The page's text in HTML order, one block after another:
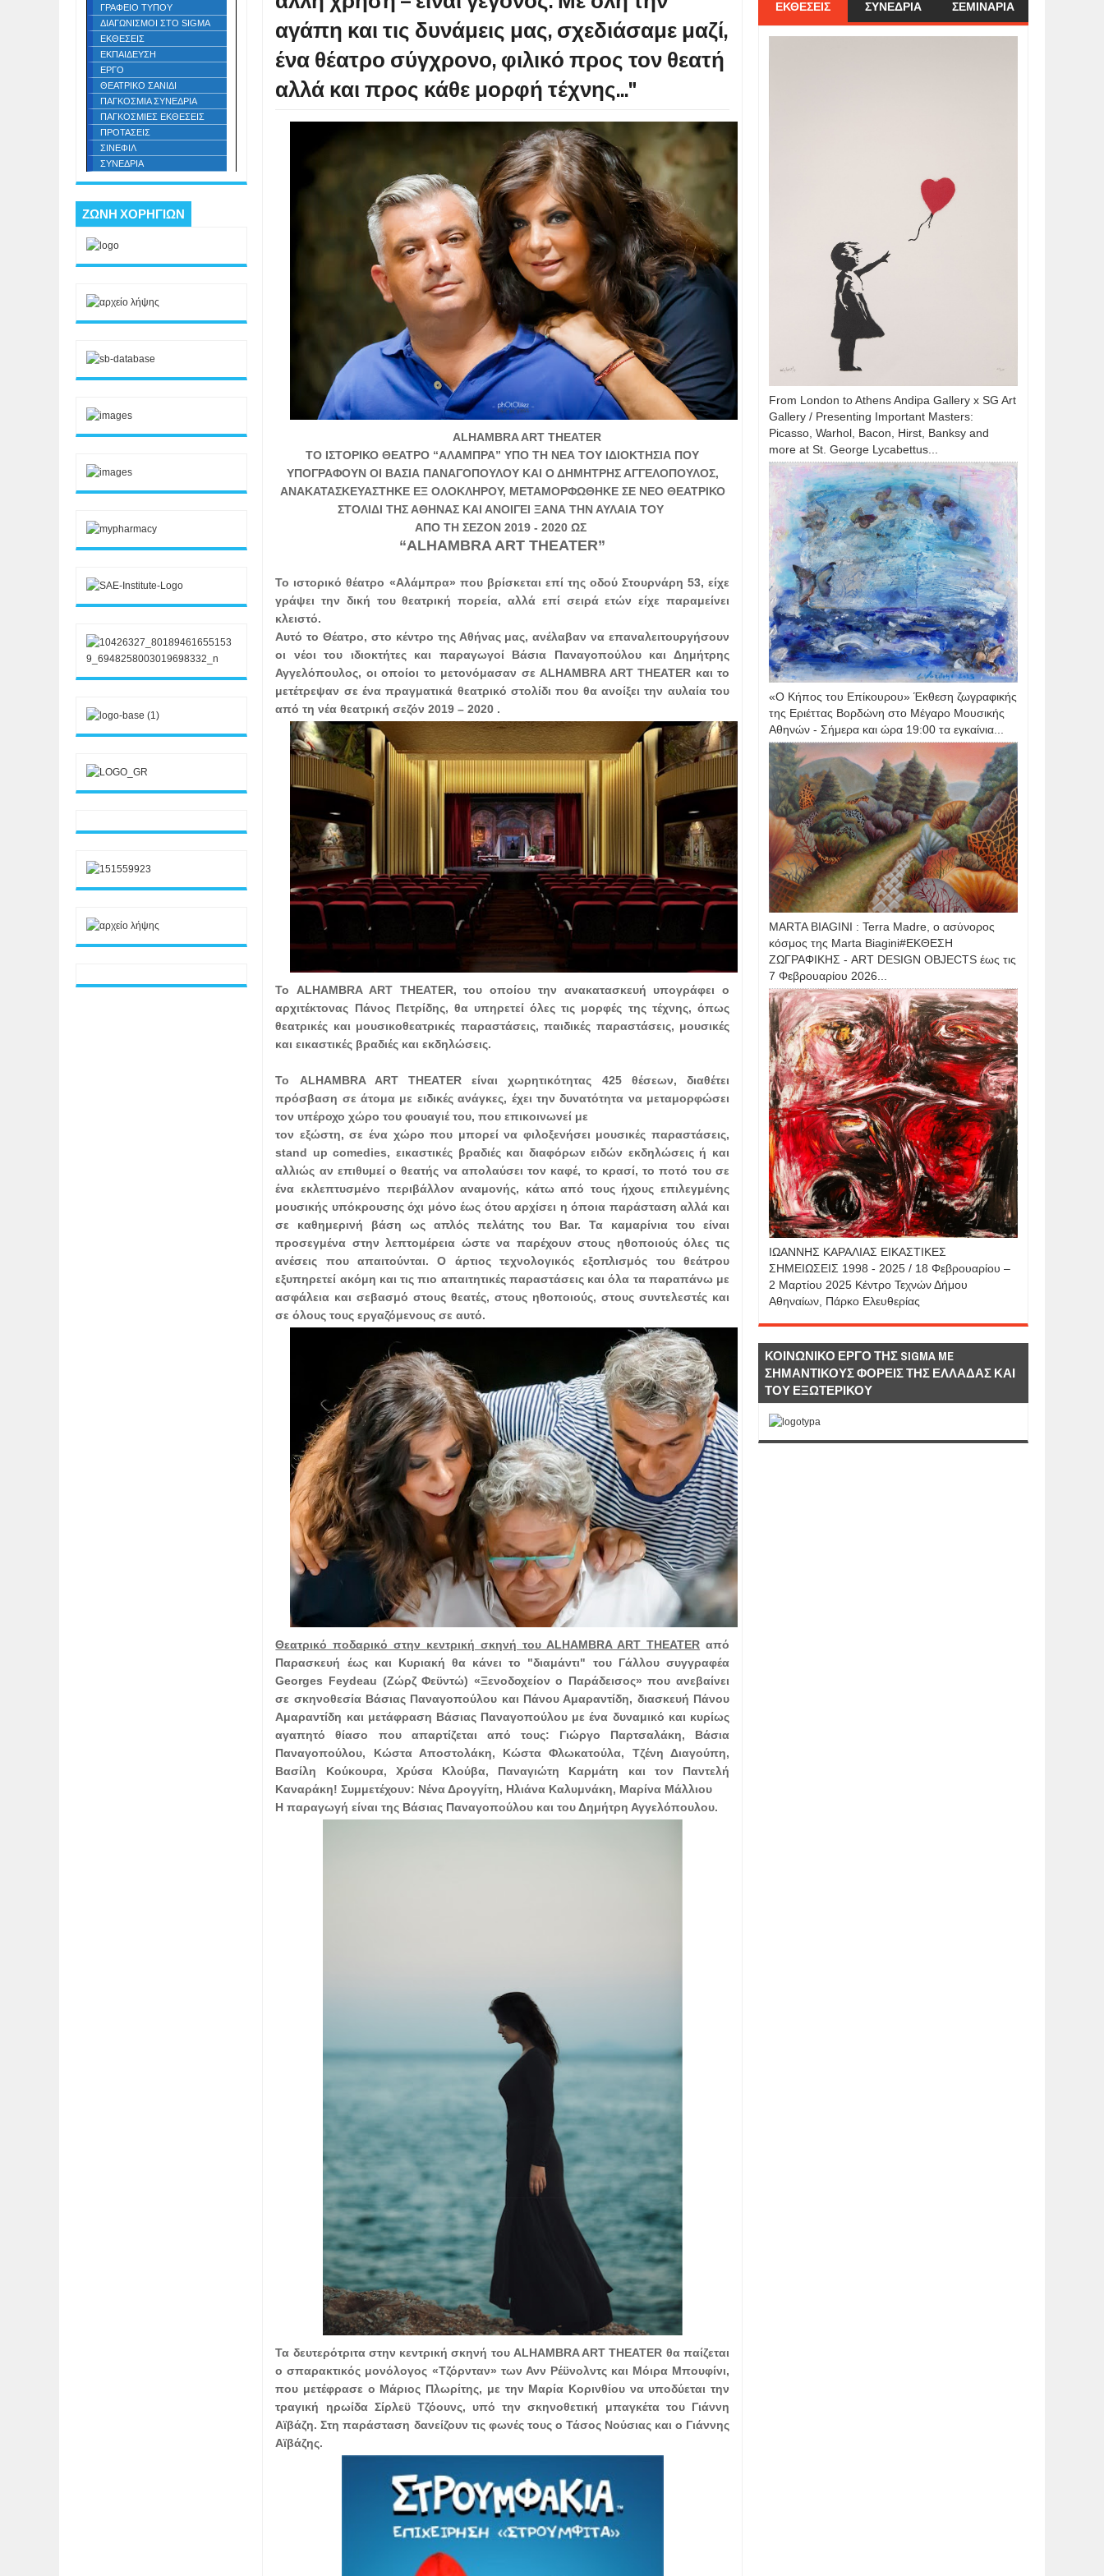
αγάπη και τις δυνάμεις μας, σχεδιάσαμε μαζί,
ένα θέατρο σύγχρονο, φιλικό προς τον θεατή
αλλά και προς κάθε μορφή τέχνης..."
ALHAMBRA ART THEATER
ΤΟ ΙΣΤΟΡΙΚΟ ΘΕΑΤΡΟ “ΑΛΑΜΠΡΑ” ΥΠΟ ΤΗ ΝΕΑ ΤΟΥ ΙΔΙΟΚΤΗΣΙΑ ΠΟΥ
ΥΠΟΓΡΑΦΟΥΝ ΟΙ ΒΑΣΙΑ ΠΑΝΑΓΟΠΟΥΛΟΥ ΚΑΙ Ο ΔΗΜΗΤΡΗΣ ΑΓΓΕΛΟΠΟΥΛΟΣ,
ΑΝΑΚΑΤΑΣΚΕΥΑΣΤΗΚΕ ΕΞ ΟΛΟΚΛΗΡΟΥ, ΜΕΤΑΜΟΡΦΩΘΗΚΕ ΣΕ ΝΕΟ ΘΕΑΤΡΙΚΟ
ΣΤΟΛΙΔΙ ΤΗΣ ΑΘΗΝΑΣ ΚΑΙ ΑΝΟΙΓΕΙ ΞΑΝΑ ΤΗΝ ΑΥΛΑΙΑ ΤΟΥ
ΑΠΟ ΤΗ ΣΕΖΟΝ 2019 - 2020 ΩΣ
“ALHAMBRA ART THEATER”
Το ιστορικό θέατρο «Αλάμπρα» που βρίσκεται επί της οδού Στουρνάρη 53, είχε
γράψει την δική του θεατρική πορεία, αλλά επί σειρά ετών είχε παραμείνει
κλειστό.
Αυτό το Θέατρο, στο κέντρο της Αθήνας μας, ανέλαβαν να επαναλειτουργήσουν
οι νέοι του ιδιοκτήτες και παραγωγοί Βάσια Παναγοπούλου και Δημήτρης
Αγγελόπουλος, οι οποίοι το μετονόμασαν σε ALHAMBRA ART THEATER και το
μετέτρεψαν σε ένα πραγματικά θεατρικό στολίδι που θα ανοίξει την αυλαία του
από τη νέα θεατρική σεζόν 2019 – 2020 .
Το ALHAMBRA ART THEATER, του οποίου την ανακατασκευή υπογράφει ο
αρχιτέκτονας Πάνος Πετρίδης, θα υπηρετεί όλες τις μορφές της τέχνης, όπως
θεατρικές και μουσικοθεατρικές παραστάσεις, παιδικές παραστάσεις, μουσικές
και εικαστικές βραδιές και εκδηλώσεις.
Το ALHAMBRA ART THEATER είναι χωρητικότητας 425 θέσεων, διαθέτει
πρόσβαση σε άτομα με ειδικές ανάγκες, έχει την δυνατότητα να μεταμορφώσει
τον υπέροχο χώρο του φουαγιέ του, που επικοινωνεί με
τον εξώστη, σε ένα χώρο που μπορεί να φιλοξενήσει μουσικές παραστάσεις,
stand up comedies, εικαστικές βραδιές και διαφόρων ειδών εκδηλώσεις ή και
αλλιώς αν επιθυμεί ο θεατής να απολαύσει τον καφέ, το κρασί, το ποτό του σε
ένα εκλεπτυσμένο περιβάλλον αναμονής, κάτω από τους ήχους επιλεγμένης
μουσικής υπόκρουσης όχι μόνο έως ότου αρχίσει η όποια παράσταση αλλά και
σε καθημερινή βάση ως απλός πελάτης του Bar. Τα καμαρίνια του είναι
προσεγμένα στην λεπτομέρεια ώστε να παρέχουν στους ηθοποιούς όλες τις
ανέσεις που απαιτούνται. Ο άρτιος τεχνολογικός εξοπλισμός του θεάτρου
εξυπηρετεί ακόμη και τις πιο απαιτητικές παραστάσεις και όλα τα παραπάνω με
ασφάλεια και σεβασμό στους θεατές, στους ηθοποιούς, στους συντελεστές και
σε όλους τους εργαζόμενους σε αυτό.
Θεατρικό ποδαρικό στην κεντρική σκηνή του ALHAMBRA ART THEATER από
Παρασκευή έως και Κυριακή θα κάνει το "διαμάντι" του Γάλλου συγγραφέα
Georges Feydeau (Ζώρζ Φεϋντώ) «Ξενοδοχείον ο Παράδεισος» που ανεβαίνει
σε σκηνοθεσία Βάσιας Παναγοπούλου και Πάνου Αμαραντίδη, διασκευή Πάνου
Αμαραντίδη και μετάφραση Βάσιας Παναγοπούλου με ένα δυναμικό και κυρίως
αγαπητό θίασο που απαρτίζεται από τους: Γιώργο Παρτσαλάκη, Βάσια
Παναγοπούλου, Κώστα Αποστολάκη, Κώστα Φλωκατούλα, Τζένη Διαγούπη,
Βασίλη Κούκουρα, Χρύσα Κλούβα, Παναγιώτη Καρμάτη και τον Παντελή
Καναράκη! Συμμετέχουν: Νένα Δρογγίτη, Ηλιάνα Καλυμνάκη, Μαρίνα Μάλλιου
H παραγωγή είναι της Βάσιας Παναγοπούλου και του Δημήτρη Αγγελόπουλου.
Τα δευτερότριτα στην κεντρική σκηνή του ALHAMBRA ART THEATER θα παίζεται
ο σπαρακτικός μονόλογος «Τζόρνταν» των Ανν Ρέϋνολντς και Μόιρα Μπουφίνι,
που μετέφρασε ο Μάριος Πλωρίτης, με την Μαρία Κορινθίου να υποδύεται την
τραγική ηρωίδα Σίρλεϋ Τζόουνς, υπό την σκηνοθετική μπαγκέτα του Γιάννη
Αϊβάζη. Στη παράσταση δανείζουν τις φωνές τους ο Τάσος Νούσιας και ο Γιάννης
Αϊβάζης.
ΓΡΑΦΕΙΟ ΤΥΠΟΥ
ΔΙΑΓΩΝΙΣΜΟΙ ΣΤΟ SIGMA
ΕΚΘΕΣΕΙΣ
ΕΚΠΑΙΔΕΥΣΗ
ΕΡΓΟ
ΘΕΑΤΡΙΚΟ ΣΑΝΙΔΙ
ΠΑΓΚΟΣΜΙΑ ΣΥΝΕΔΡΙΑ
ΠΑΓΚΟΣΜΙΕΣ ΕΚΘΕΣΕΙΣ
ΠΡΟΤΑΣΕΙΣ
ΣΙΝΕΦΙΛ
ΣΥΝΕΔΡΙΑ
ΖΩΝΗ ΧΟΡΗΓΙΩΝ
ΕΚΘΕΣΕΙΣ ΣΥΝΕΔΡΙΑ ΣΕΜΙΝΑΡΙΑ
From London to Athens Andipa Gallery x SG Art
Gallery / Presenting Important Masters:
Picasso, Warhol, Bacon, Hirst, Banksy and
more at St. George Lycabettus...
«Ο Κήπος του Επίκουρου» Έκθεση ζωγραφικής
της Εριέττας Βορδώνη στο Μέγαρο Μουσικής
Αθηνών - Σήμερα και ώρα 19:00 τα εγκαίνια...
MARTA BIAGINI : Terra Madre, ο ασύνορος
κόσμος της Marta Biagini#ΕΚΘΕΣΗ
ΖΩΓΡΑΦΙΚΗΣ - ART DESIGN OBJECTS έως τις
7 Φεβρουαρίου 2026...
IΩΑΝΝΗΣ KAΡΑΛΙΑΣ ΕΙΚΑΣΤΙΚΕΣ
ΣΗΜΕΙΩΣΕΙΣ 1998 - 2025 / 18 Φεβρουαρίου –
2 Μαρτίου 2025 Κέντρο Τεχνών Δήμου
Αθηναίων, Πάρκο Ελευθερίας
ΚΟΙΝΩΝΙΚΟ ΕΡΓΟ ΤΗΣ SIGMA ME
ΣΗΜΑΝΤΙΚΟΥΣ ΦΟΡΕΙΣ ΤΗΣ ΕΛΛΑΔΑΣ ΚΑΙ
ΤΟΥ ΕΞΩΤΕΡΙΚΟΥ